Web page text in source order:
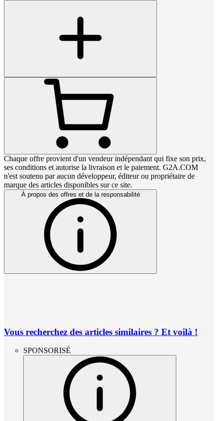
Chaque offre provient d'un vendeur indépendant qui fixe son prix,
ses conditions et autorise la livraison et le paiement. G2A.COM
n'est soutenu par aucun développeur, éditeur ou propriétaire de
marque des articles disponibles sur ce site.
À propos des offres et de la responsabilité
Vous recherchez des articles similaires ? Et voilà !
SPONSORISÉ